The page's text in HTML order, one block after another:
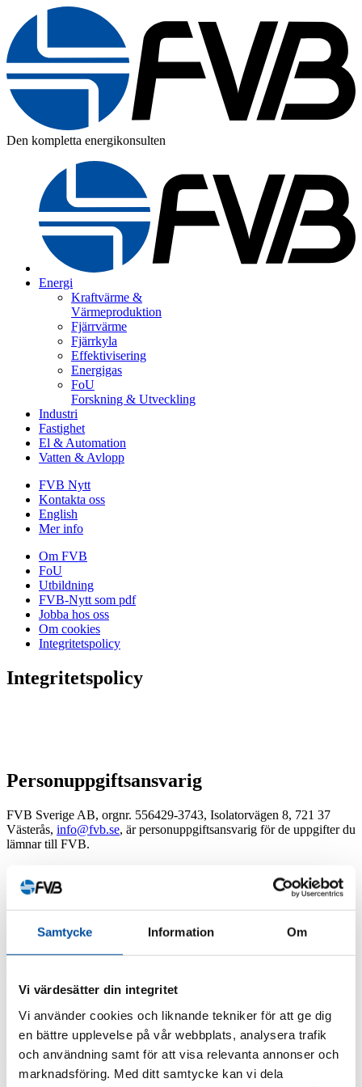
Samtycke Information Om
Vi värdesätter din integritet
Vi använder cookies och liknande tekniker för att ge dig
en bättre upplevelse på vår webbplats, analysera trafik
och användning samt för att visa relevanta annonser och
marknadsföring. Med ditt samtycke kan vi dela
Den kompletta energikonsulten
Energi
Kraftvärme &
Värmeproduktion
Fjärrvärme
Fjärrkyla
Effektivisering
Energigas
FoU
Forskning & Utveckling
Industri
Fastighet
El & Automation
Vatten & Avlopp
FVB Nytt
Kontakta oss
English
Mer info
Om FVB
FoU
Utbildning
FVB-Nytt som pdf
Jobba hos oss
Om cookies
Integritetspolicy
Integritetspolicy
Personuppgiftsansvarig
FVB Sverige AB, orgnr. 556429-3743, Isolatorvägen 8, 721 37
Västerås, info@fvb.se, är personuppgiftsansvarig för de uppgifter du
lämnar till FVB.
Insamling av personuppgifter
Vi samlar in personuppgifter när du fyller i ett formulär, kontaktar
insamling som sker när du använder vår webbplats.
Behandling av personuppgifter